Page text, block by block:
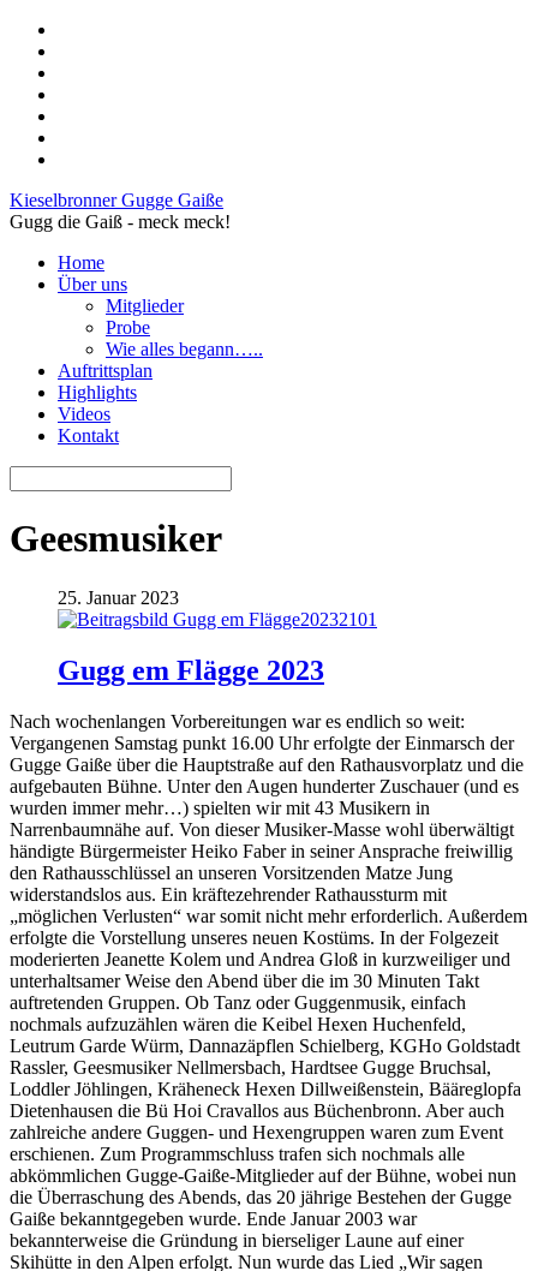
Kieselbronner Gugge Gaiße
Gugg die Gaiß - meck meck!
Home
Über uns
Mitglieder
Probe
Wie alles begann…..
Auftrittsplan
Highlights
Videos
Kontakt
Geesmusiker
25. Januar 2023
Gugg em Flägge 2023
Nach wochenlangen Vorbereitungen war es endlich so weit:
Vergangenen Samstag punkt 16.00 Uhr erfolgte der Einmarsch der
Gugge Gaiße über die Hauptstraße auf den Rathausvorplatz und die
aufgebauten Bühne. Unter den Augen hunderter Zuschauer (und es
wurden immer mehr…) spielten wir mit 43 Musikern in
Narrenbaumnähe auf. Von dieser Musiker-Masse wohl überwältigt
händigte Bürgermeister Heiko Faber in seiner Ansprache freiwillig
den Rathausschlüssel an unseren Vorsitzenden Matze Jung
widerstandslos aus. Ein kräftezehrender Rathaussturm mit
„möglichen Verlusten“ war somit nicht mehr erforderlich. Außerdem
erfolgte die Vorstellung unseres neuen Kostüms. In der Folgezeit
moderierten Jeanette Kolem und Andrea Gloß in kurzweiliger und
unterhaltsamer Weise den Abend über die im 30 Minuten Takt
auftretenden Gruppen. Ob Tanz oder Guggenmusik, einfach
nochmals aufzuzählen wären die Keibel Hexen Huchenfeld,
Leutrum Garde Würm, Dannazäpflen Schielberg, KGHo Goldstadt
Rassler, Geesmusiker Nellmersbach, Hardtsee Gugge Bruchsal,
Loddler Jöhlingen, Kräheneck Hexen Dillweißenstein, Bääreglopfa
Dietenhausen die Bü Hoi Cravallos aus Büchenbronn. Aber auch
zahlreiche andere Guggen- und Hexengruppen waren zum Event
erschienen. Zum Programmschluss trafen sich nochmals alle
abkömmlichen Gugge-Gaiße-Mitglieder auf der Bühne, wobei nun
die Überraschung des Abends, das 20 jährige Bestehen der Gugge
Gaiße bekanntgegeben wurde. Ende Januar 2003 war
bekannterweise die Gründung in bierseliger Laune auf einer
Skihütte in den Alpen erfolgt. Nun wurde das Lied „Wir sagen